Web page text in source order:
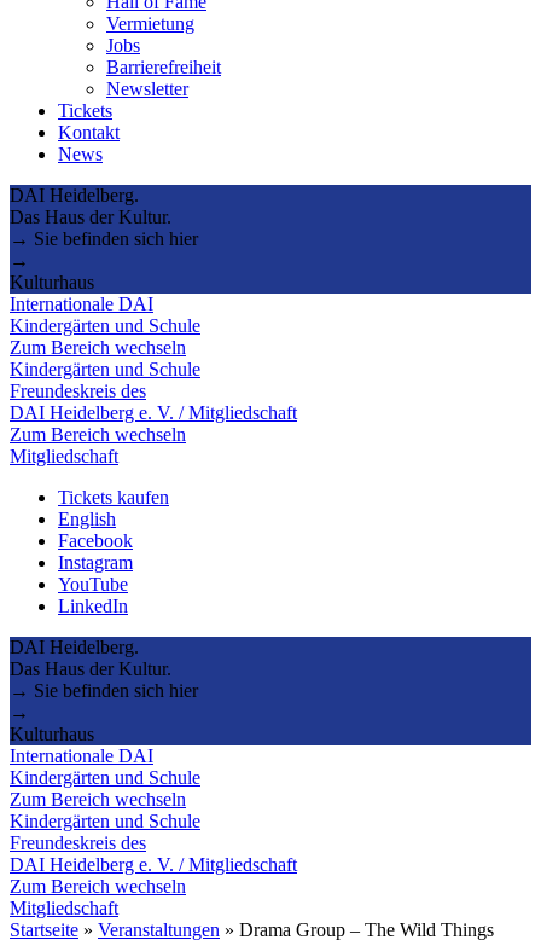
Vermietung
Jobs
Barrierefreiheit
Newsletter
Tickets
Kontakt
News
DAI Heidelberg.
Das Haus der Kultur.
→ Sie befinden sich hier
→
Kulturhaus
Internationale DAI
Kindergärten und Schule
Zum Bereich wechseln
Kindergärten und Schule
Freundeskreis des
DAI Heidelberg e. V. / Mitgliedschaft
Zum Bereich wechseln
Mitgliedschaft
Tickets kaufen
English
Facebook
Instagram
YouTube
LinkedIn
DAI Heidelberg.
Das Haus der Kultur.
→ Sie befinden sich hier
→
Kulturhaus
Internationale DAI
Kindergärten und Schule
Zum Bereich wechseln
Kindergärten und Schule
Freundeskreis des
DAI Heidelberg e. V. / Mitgliedschaft
Zum Bereich wechseln
Mitgliedschaft
Startseite » Veranstaltungen » Drama Group – The Wild Things